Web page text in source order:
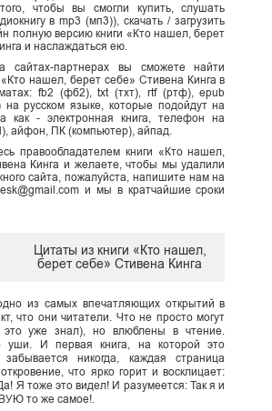
чтобы вы смогли купить, слушать
в mp3 (мп3)), скачать / загрузить
полную версию книги «Кто нашел, берет
и наслаждаться ею.
сайтах-партнерах вы сможете найти
«Кто нашел, берет себе» Стивена Кинга в
fb2 (фб2), txt (тхт), rtf (ртф), epub
русском языке, которые подойдут на
как - электронная книга, телефон на
айфон, ПК (компьютер), айпад.
правообладателем книги «Кто нашел,
Кинга и желаете, чтобы мы удалили
сайта, пожалуйста, напишите нам на
и мы в кратчайшие сроки
Цитаты из книги «Кто нашел,
берет себе» Стивена Кинга
из самых впечатляющих открытий в
что они читатели. Что не просто могут
это уже знал), но влюблены в чтение.
уши. И первая книга, на которой это
никогда, каждая страница
что ярко горит и восклицает:
Я тоже это видел! И разумеется: Так я и
то же самое!.